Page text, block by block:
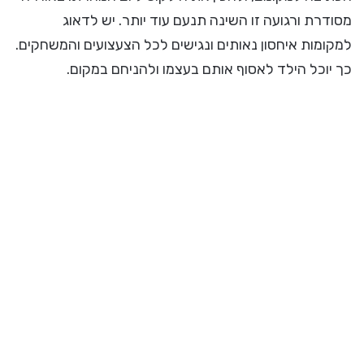
מסודרת ורגועה זו השינה תנעם עוד יותר. יש לדאוג
למקומות איחסון נאותים ונגישים לכל הצעצועים והמשחקים.
כך יוכל הילד לאסוף אותם בעצמו ולהניחם במקום.